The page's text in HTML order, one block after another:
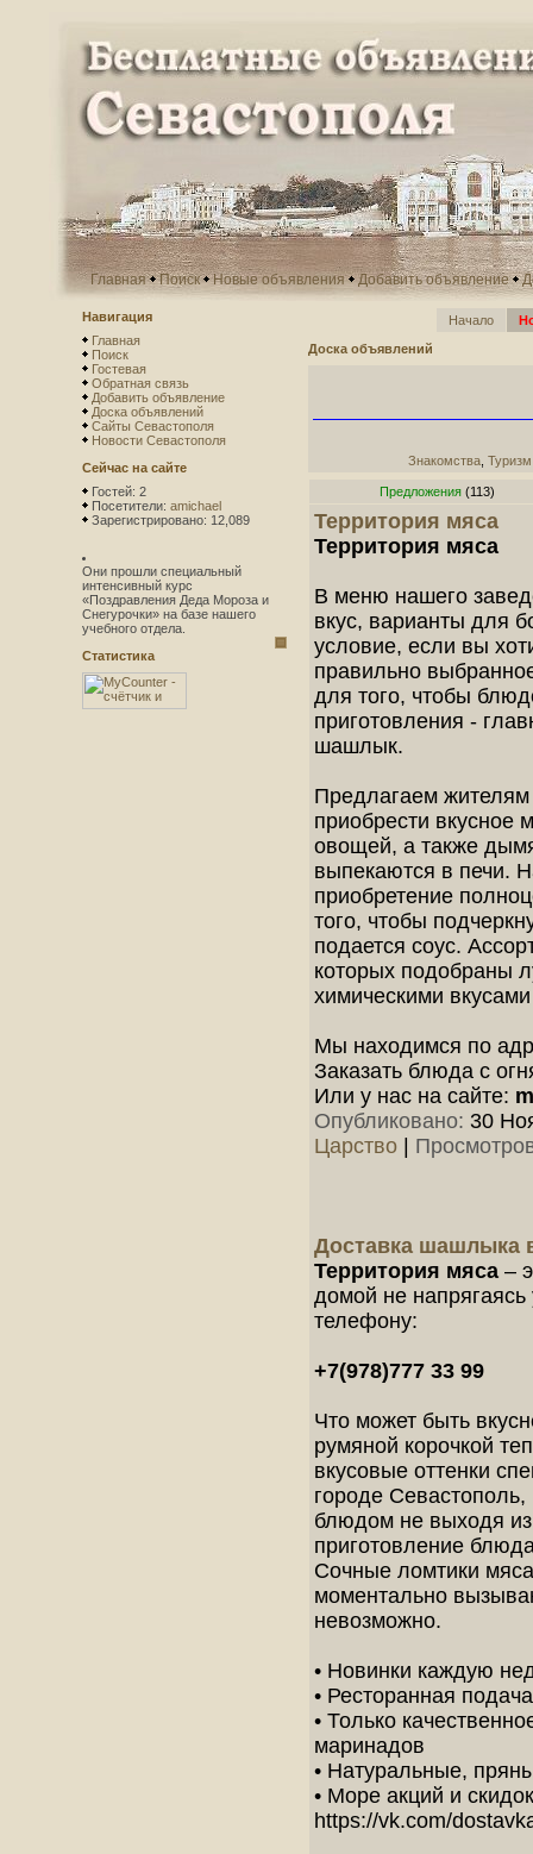
Главная Поиск Новые объявления Добавить объявление
Навигация
Главная
Поиск
Гостевая
Обратная связь
Добавить объявление
Доска объявлений
Сайты Севастополя
Новости Севастополя
Сейчас на сайте
Гостей: 2
Посетители: amichael
Зарегистрировано: 12,089
Они прошли специальный
интенсивный курс
«Поздравления Деда Мороза и
Снегурочки» на базе нашего
учебного отдела.
Статистика
Начало
Доска объявлений
Знакомства, Туризм
Предложения(113)
Территория мяса
Территория мяса
В меню нашего
вкус, варианты для
условие, если вы
правильно
для того, чтобы
приготовления -
шашлык.
Предлагаем жителям
приобрести вкусное
овощей, а также
выпекаются в печи.
приобретение
того, чтобы
подается соус.
которых подобраны
химическими
Мы находимся по
Заказать блюда с
Или у нас на сайте:
Опубликовано: 30
Царство
Доставка шашлыка
Территория мяса –
домой не
телефону:
+7(978)777 33 99
Что может быть
румяной корочкой
вкусовые оттенки
городе
блюдом не выходя
приготовление
Сочные ломтики
моментально
невозможно.
• Новинки каждую
• Ресторанная
• Только
маринадов
• Натуральные,
• Море акций и
https://vk.com/